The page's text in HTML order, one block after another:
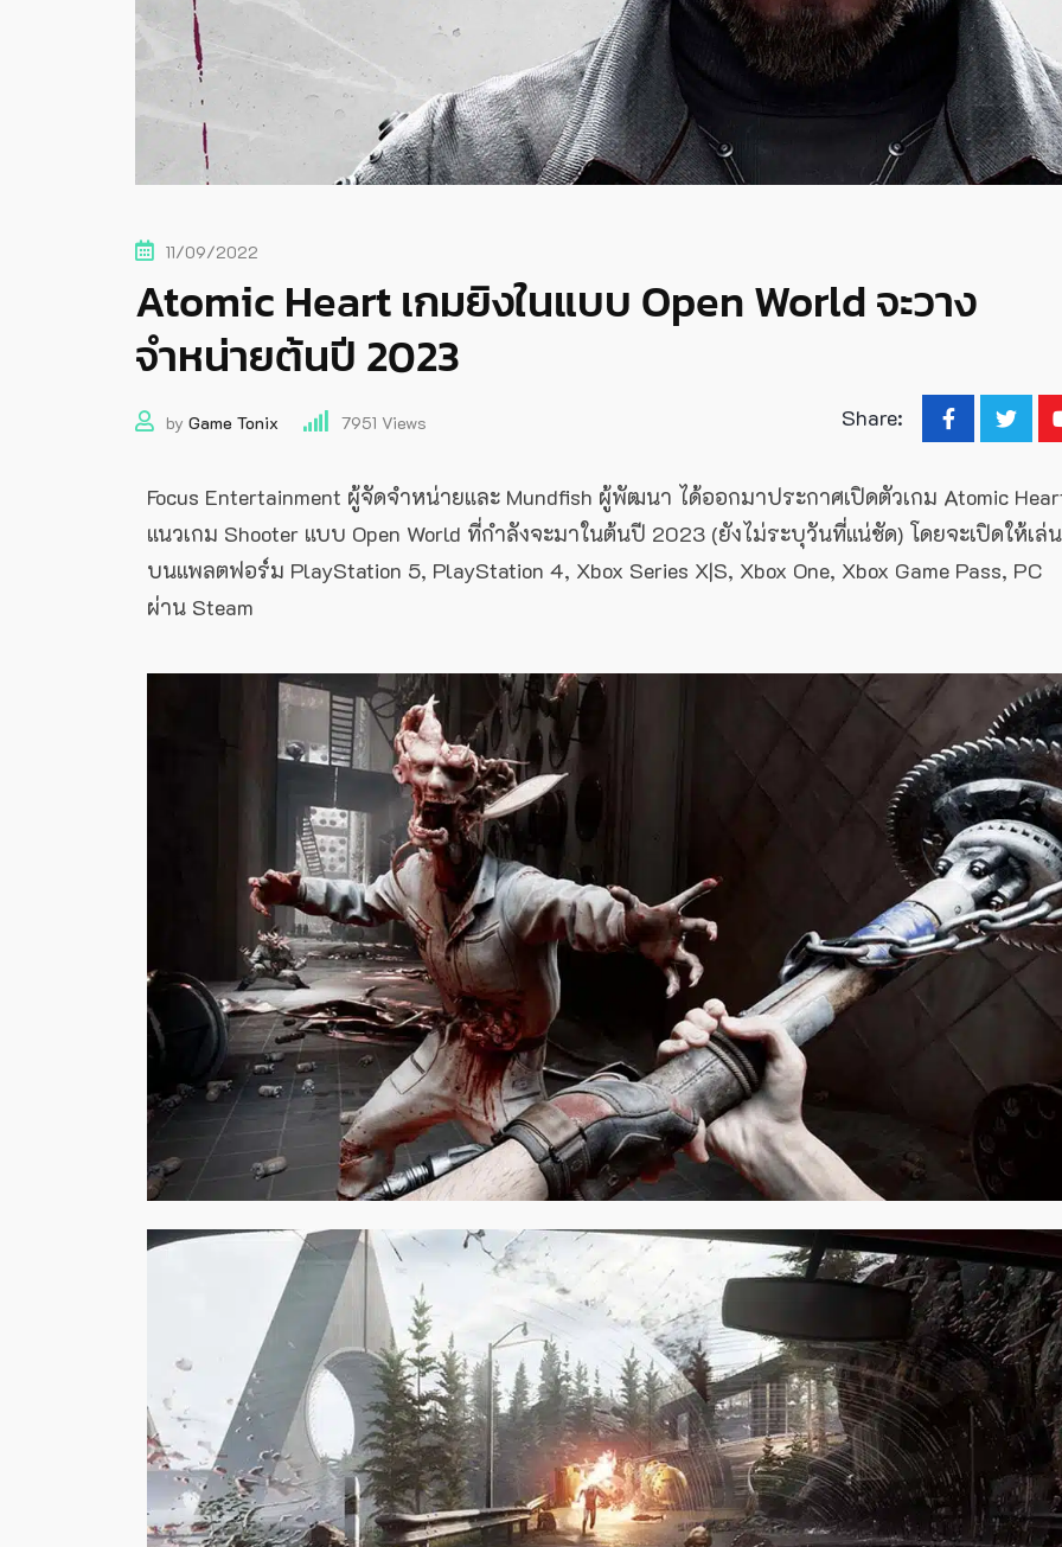
11/09/2022
Atomic Heart เกมยิงในแบบ Open World จะวาง
จำหน่ายต้นปี 2023
by Game Tonix 7951 Views Share:
Focus Entertainment ผู้จัดจำหน่ายและ Mundfish ผู้พัฒนา ได้ออกมาประกาศเปิดตัวเกม Atomic
แนวเกม Shooter แบบ Open World ที่กำลังจะมาในต้นปี 2023 (ยังไม่ระบุวันที่แน่ชัด) โดยจะเปิดให้เล่น
บนแพลตฟอร์ม PlayStation 5, PlayStation 4, Xbox Series X|S, Xbox One, Xbox Game Pass, PC
ผ่าน Steam